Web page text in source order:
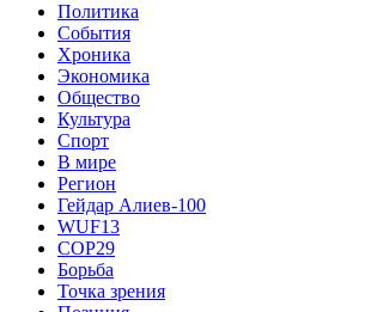
Политика
События
Хроника
Экономика
Общество
Культура
Спорт
В мире
Регион
Гейдар Алиев-100
WUF13
COP29
Борьба
Точка зрения